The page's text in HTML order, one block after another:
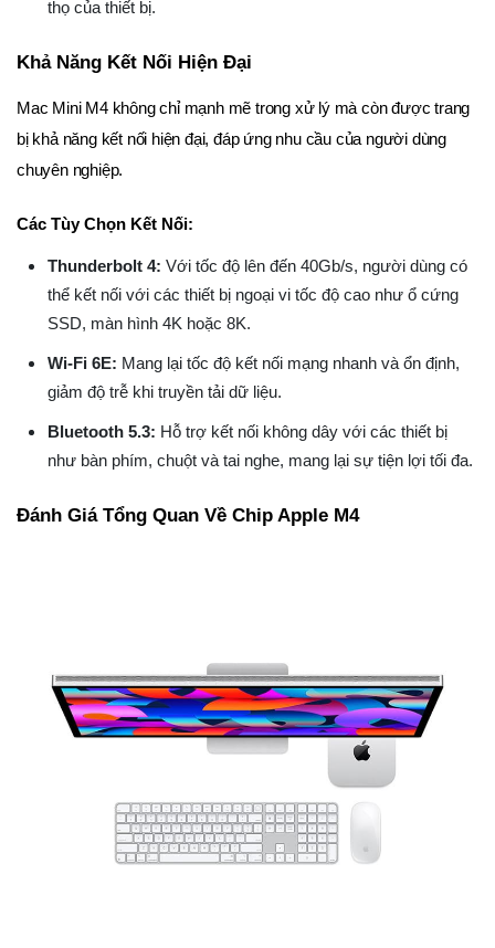
thọ của thiết bị.
Khả Năng Kết Nối Hiện Đại
Mac Mini M4 không chỉ mạnh mẽ trong xử lý mà còn được trang
bị khả năng kết nối hiện đại, đáp ứng nhu cầu của người dùng
chuyên nghiệp.
Các Tùy Chọn Kết Nối:
Thunderbolt 4: Với tốc độ lên đến 40Gb/s, người dùng có
thể kết nối với các thiết bị ngoại vi tốc độ cao như ổ cứng
SSD, màn hình 4K hoặc 8K.
Wi-Fi 6E: Mang lại tốc độ kết nối mạng nhanh và ổn định,
giảm độ trễ khi truyền tải dữ liệu.
Bluetooth 5.3: Hỗ trợ kết nối không dây với các thiết bị
như bàn phím, chuột và tai nghe, mang lại sự tiện lợi tối đa.
Đánh Giá Tổng Quan Về Chip Apple M4